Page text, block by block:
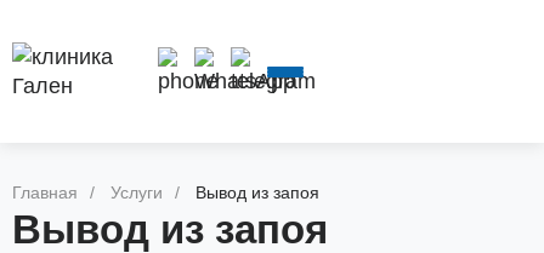
ВЫВОД ИЗ
ЗАПОЯ
НАРКОЛОГ
НА ДОМ
Главная Услуги Вывод из запоя
Вывод из запоя